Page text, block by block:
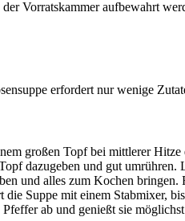
Vorratskammer aufbewahrt
erfordert nur wenige
großen Topf bei mittlerer
dazugeben und gut
und alles zum Kochen
Suppe mit einem Stabmixer,
ab und genießt sie